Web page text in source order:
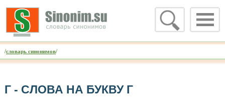
/словарь синонимов/
Г - CЛОВА НА БУКВУ Г